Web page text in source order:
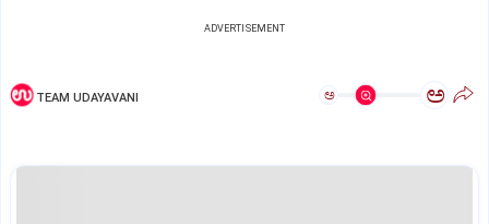
ADVERTISEMENT
TEAM UDAYAVANI ಅ ಅ